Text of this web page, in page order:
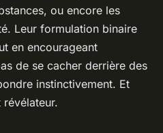
ou encore les
Leur formulation binaire
en encourageant
de se cacher derrière des
instinctivement. Et
révélateur.